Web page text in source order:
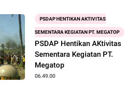
PSDAP HENTIKAN AKTIVITAS
SEMENTARA KEGIATAN PT. MEGATOP
PSDAP Hentikan AKtivitas
Sementara Kegiatan PT.
Megatop
06.49.00